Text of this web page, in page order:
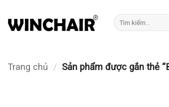
qua
Tìm
kiếm:
Trang chủ / Sản phẩm được gắn thẻ